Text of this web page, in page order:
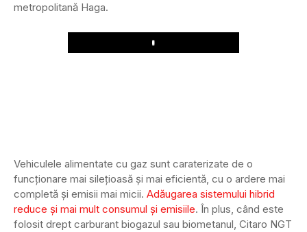
metropolitană Haga.
Play
Vehiculele alimentate cu gaz sunt caraterizate de o
funcționare mai silețioasă și mai eficientă, cu o ardere mai
completă și emisii mai micii. Adăugarea sistemului hibrid
reduce și mai mult consumul și emisiile. În plus, când este
folosit drept carburant biogazul sau biometanul, Citaro NGT